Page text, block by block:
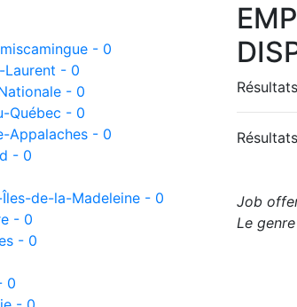
- 0
Laurent - 0
- 0
Québec - 0
Appalaches - 0
- 0
Îles-de-la-Madeleine - 0
- 0
- 0
0
Job
Le